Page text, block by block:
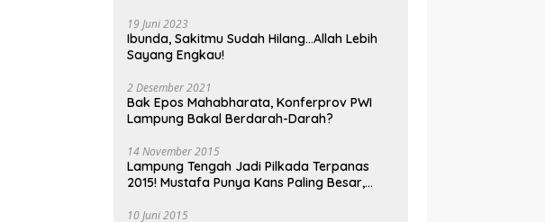
19 Juni 2023
Ibunda, Sakitmu Sudah Hilang…Allah Lebih
Sayang Engkau!
2 Desember 2021
Bak Epos Mahabharata, Konferprov PWI
Lampung Bakal Berdarah-Darah?
14 November 2015
Lampung Tengah Jadi Pilkada Terpanas
2015! Mustafa Punya Kans Paling Besar,
10 Juni 2015